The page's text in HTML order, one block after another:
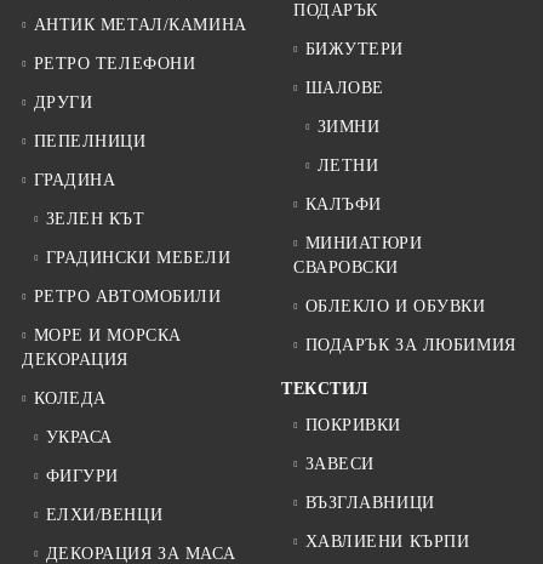
АНТИК МЕТАЛ/КАМИНА
РЕТРО ТЕЛЕФОНИ
ДРУГИ
ПЕПЕЛНИЦИ
ГРАДИНА
ЗЕЛЕН КЪТ
ГРАДИНСКИ МЕБЕЛИ
РЕТРО АВТОМОБИЛИ
МОРЕ И МОРСКА
ДЕКОРАЦИЯ
КОЛЕДА
УКРАСА
ФИГУРИ
ЕЛХИ/ВЕНЦИ
ДЕКОРАЦИЯ ЗА МАСА
ПОДАРЪК
БИЖУТЕРИ
ШАЛОВЕ
ЗИМНИ
ЛЕТНИ
КАЛЪФИ
МИНИАТЮРИ
СВАРОВСКИ
ОБЛЕКЛО И ОБУВКИ
ПОДАРЪК ЗА ЛЮБИМИЯ
ТЕКСТИЛ
ПОКРИВКИ
ЗАВЕСИ
ВЪЗГЛАВНИЦИ
ХАВЛИЕНИ КЪРПИ